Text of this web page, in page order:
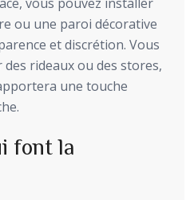
vous pouvez installer
ou une paroi décorative
et discrétion. Vous
rideaux ou des stores,
une touche
font la